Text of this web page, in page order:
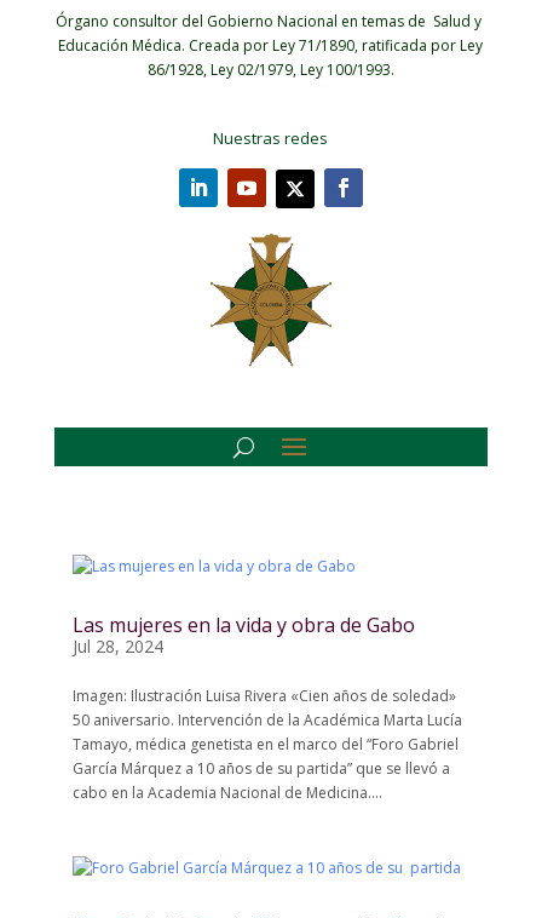
Órgano consultor del Gobierno Nacional en temas de Salud y
Educación Médica. Creada por Ley 71/1890, ratificada por Ley
86/1928, Ley 02/1979, Ley 100/1993.
Nuestras redes
Las mujeres en la vida y obra de Gabo
Jul 28, 2024
Imagen: Ilustración Luisa Rivera «Cien años de soledad»
50 aniversario. Intervención de la Académica Marta Lucía
Tamayo, médica genetista en el marco del “Foro Gabriel
García Márquez a 10 años de su partida” que se llevó a
cabo en la Academia Nacional de Medicina....